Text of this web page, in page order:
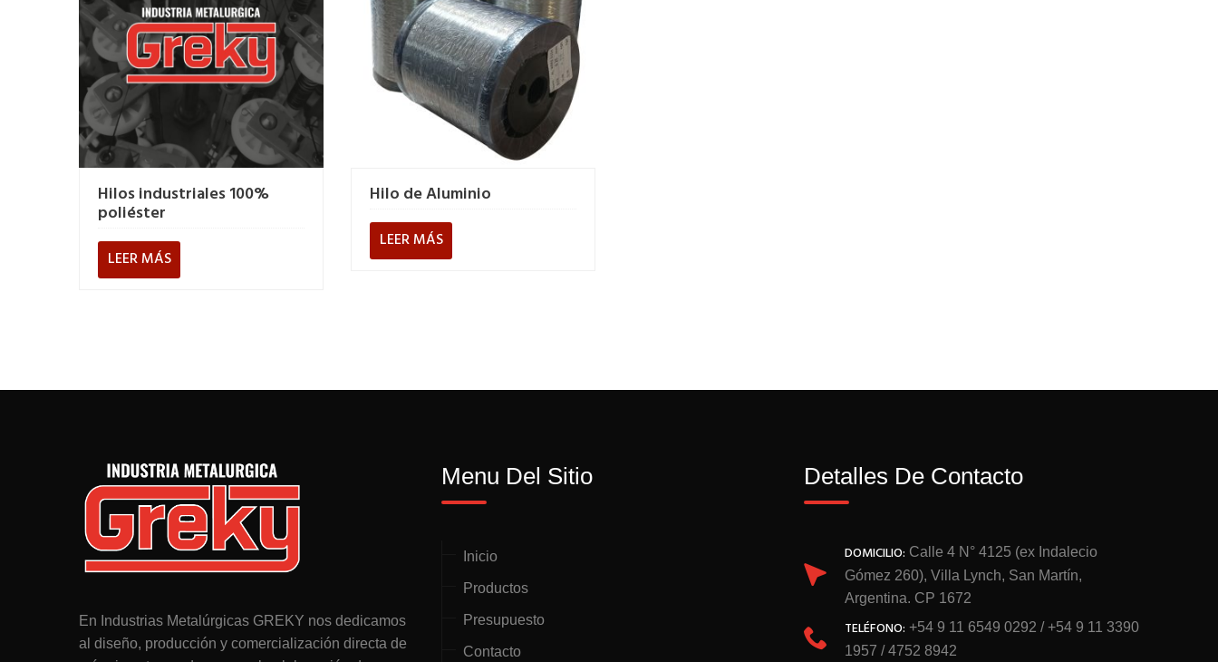
Hilos industriales 100%
poliéster
LEER MÁS
Hilo de Aluminio
LEER MÁS
En Industrias Metalúrgicas GREKY nos dedicamos
al diseño, producción y comercialización directa de
Menu Del Sitio
Inicio
Productos
Presupuesto
Contacto
Detalles De Contacto
DOMICILIO: Calle 4 N° 4125 (ex Indalecio
Gómez 260), Villa Lynch, San Martín,
Argentina. CP 1672
TELÉFONO: +54 9 11 6549 0292 / +54 9 11 3390
1957 / 4752 8942